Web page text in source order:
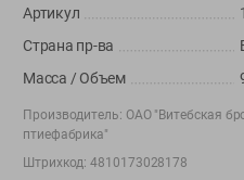
+375 44 560-60-61
Время работы Call-центра: Пн.-
выходной
shop@green-market.by
Пишите нам свои вопросы,
Артикул
Страна пр-ва
Масса / Объем
Производитель: ОАО "Витебская
птиефабрика"
Штрихкод:4810173028178